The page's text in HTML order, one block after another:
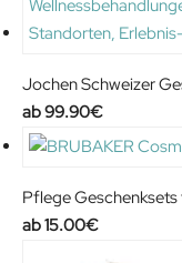
6
€
Jochen Schweizer
99.90€
Pflege
15.00€